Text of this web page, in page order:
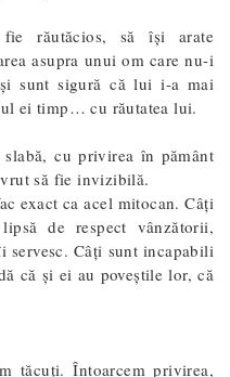
răutăcios, să își arate
asupra unui om care nu-i
sunt sigură că lui i-a mai
ei timp… cu răutatea lui.
cu privirea în pământ
să fie invizibilă.
exact ca acel mitocan. Câți
de respect vânzătorii,
servesc. Câți sunt incapabili
că și ei au poveștile lor, că
tăcuți. Întoarcem privirea,